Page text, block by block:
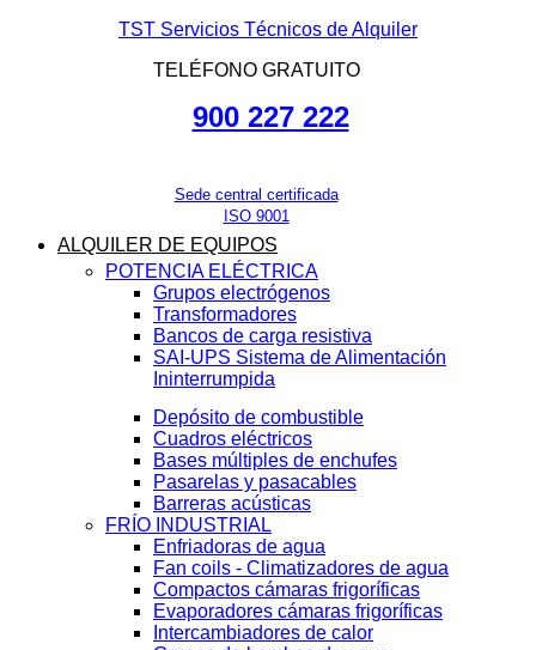
TST Servicios Técnicos de Alquiler
TELÉFONO GRATUITO
900 227 222
Sede central certificada
ISO 9001
ALQUILER DE EQUIPOS
POTENCIA ELÉCTRICA
Grupos electrógenos
Transformadores
Bancos de carga resistiva
SAI-UPS Sistema de Alimentación
Ininterrumpida
Depósito de combustible
Cuadros eléctricos
Bases múltiples de enchufes
Pasarelas y pasacables
Barreras acústicas
FRÍO INDUSTRIAL
Enfriadoras de agua
Fan coils - Climatizadores de agua
Compactos cámaras frigoríficas
Evaporadores cámaras frigoríficas
Intercambiadores de calor